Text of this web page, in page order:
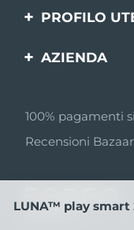
Contattaci
batteria
PROFILO
prodotto
AZIENDA
Affiliazione
Notizie di
MYSA
Rivenditori
100% pagamenti
Recensioni
LUNA™ play smart